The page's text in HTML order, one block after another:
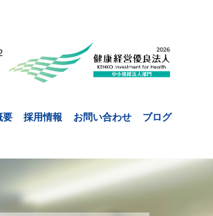
要 採用情報 お問い合わせ ブログ